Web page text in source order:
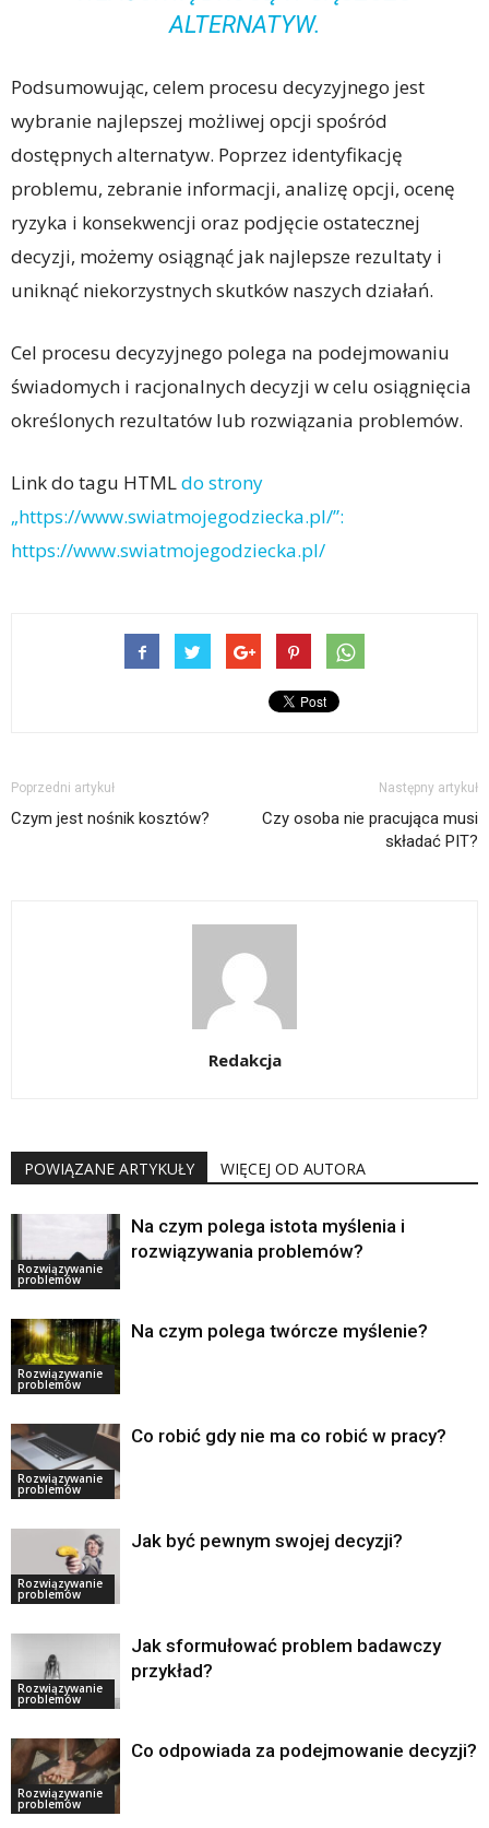
ALTERNATYW.
Podsumowując, celem procesu decyzyjnego jest
wybranie najlepszej możliwej opcji spośród
dostępnych alternatyw. Poprzez identyfikację
problemu, zebranie informacji, analizę opcji, ocenę
ryzyka i konsekwencji oraz podjęcie ostatecznej
decyzji, możemy osiągnąć jak najlepsze rezultaty i
uniknąć niekorzystnych skutków naszych działań.
Cel procesu decyzyjnego polega na podejmowaniu
świadomych i racjonalnych decyzji w celu osiągnięcia
określonych rezultatów lub rozwiązania problemów.
Link do tagu HTMLdo strony
„https://www.swiatmojegodziecka.pl/”:
https://www.swiatmojegodziecka.pl/
Poprzedni artykuł
Czym jest nośnik kosztów?
Następny artykuł
Czy osoba nie pracująca musi
składać PIT?
Redakcja
POWIĄZANE ARTYKUŁY WIĘCEJ OD AUTORA
Rozwiązywanie
problemów
Na czym polega istota myślenia i
rozwiązywania problemów?
Rozwiązywanie
problemów
Na czym polega twórcze myślenie?
Rozwiązywanie
problemów
Co robić gdy nie ma co robić w pracy?
Rozwiązywanie
problemów
Jak być pewnym swojej decyzji?
Rozwiązywanie
problemów
Jak sformułować problem badawczy
przykład?
Rozwiązywanie
problemów
Co odpowiada za podejmowanie decyzji?